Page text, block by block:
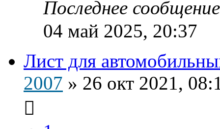
Последнее
04 май 2025, 20:37
Лист для
2007 » 26 окт 2021,